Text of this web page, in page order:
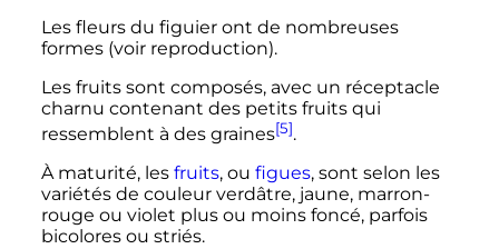
Les fleurs du figuier ont de nombreuses
formes (voir reproduction).
Les fruits sont composés, avec un réceptacle
charnu contenant des petits fruits qui
ressemblent à des graines[5].
À maturité, les fruits, ou figues, sont selon les
variétés de couleur verdâtre, jaune, marron-
rouge ou violet plus ou moins foncé, parfois
bicolores ou striés.